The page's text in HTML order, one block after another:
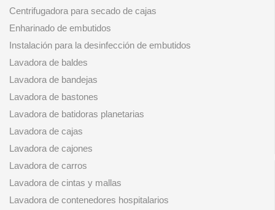
Centrifugadora para secado de cajas
Enharinado de embutidos
Instalación para la desinfección de embutidos
Lavadora de baldes
Lavadora de bandejas
Lavadora de bastones
Lavadora de batidoras planetarias
Lavadora de cajas
Lavadora de cajones
Lavadora de carros
Lavadora de cintas y mallas
Lavadora de contenedores hospitalarios